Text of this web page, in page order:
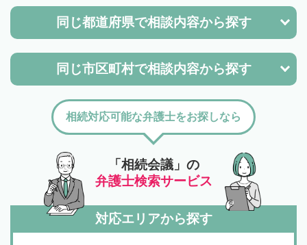
同じ都道府県で相談内容から探す
同じ市区町村で相談内容から探す
「相続会議」の
弁護士検索サービス
相続対応可能な弁護士をお探しなら
対応エリアから探す